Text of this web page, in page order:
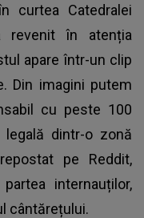
curtea Catedralei
revenit în atenția
apare într-un clip
Din imagini putem
cu peste 100
dintr-o zonă
pe Reddit,
internauților,
cântărețului.